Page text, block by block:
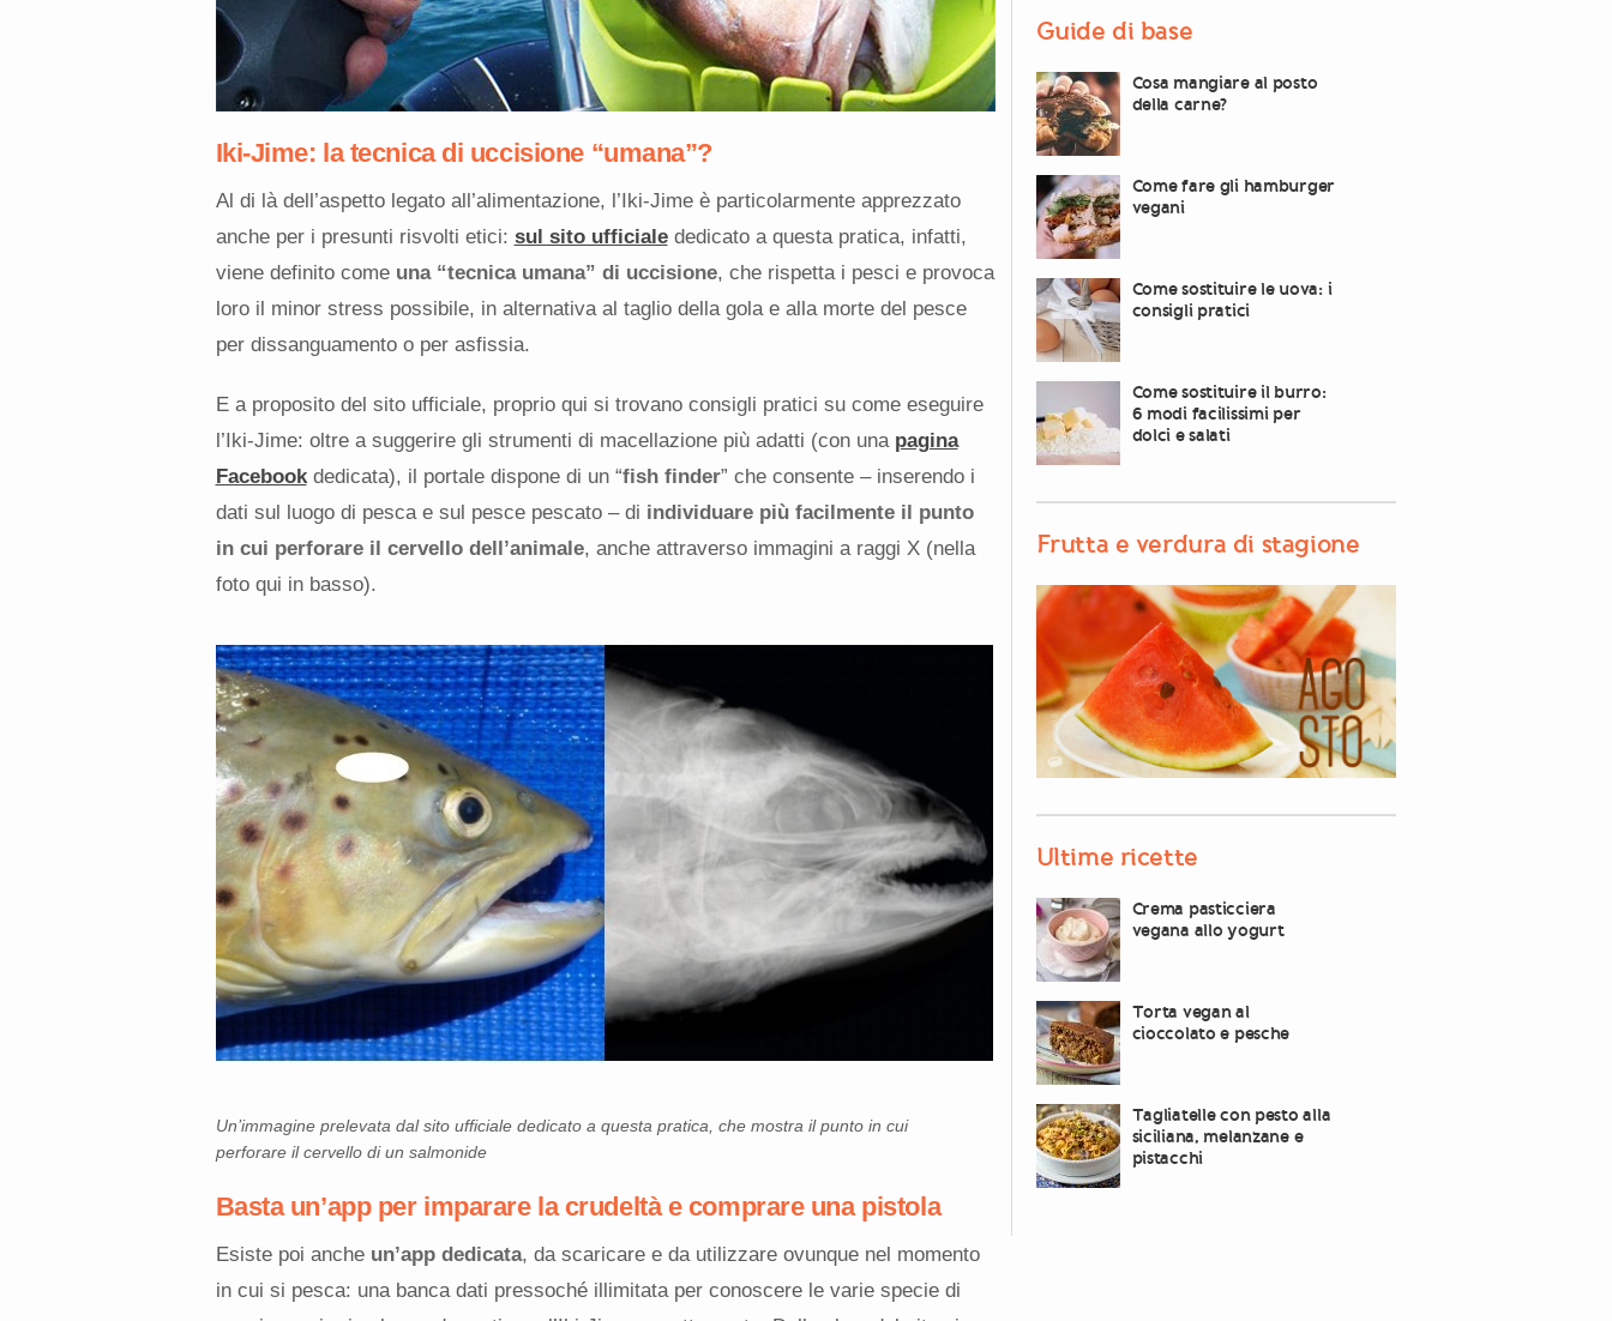
Iki-Jime: la tecnica di uccisione “umana”?
Al di là dell’aspetto legato all’alimentazione, l’Iki-Jime è particolarmente apprezzato
anche per i presunti risvolti etici: sul sito ufficialededicato a questa pratica, infatti,
viene definito come una “tecnica umana” di uccisione, che rispetta i pesci e provoca
loro il minor stress possibile, in alternativa al taglio della gola e alla morte del pesce
per dissanguamento o per asfissia.
E a proposito del sito ufficiale, proprio qui si trovano consigli pratici su come eseguire
l’Iki-Jime: oltre a suggerire gli strumenti di macellazione più adatti (con una pagina
Facebookdedicata), il portale dispone di un “fish finder” che consente – inserendo i
dati sul luogo di pesca e sul pesce pescato – di individuare più facilmente il punto
in cui perforare il cervello dell’animale, anche attraverso immagini a raggi X (nella
foto qui in basso).
Un’immagine prelevata dal sito ufficiale dedicato a questa pratica, che mostra il punto in cui
perforare il cervello di un salmonide
Basta un’app per imparare la crudeltà e comprare una pistola
Esiste poi ancheun’app dedicata, da scaricare e da utilizzare ovunque nel momento
in cui si pesca: una banca dati pressoché illimitata per conoscere le varie specie di
Guide di base
Cosa mangiare al posto
della carne?
Come fare gli hamburger
vegani
Come sostituire le uova: i
consigli pratici
Come sostituire il burro:
6 modi facilissimi per
dolci e salati
Frutta e verdura di stagione
Ultime ricette
Crema pasticciera
vegana allo yogurt
Torta vegan al
cioccolato e pesche
Tagliatelle con pesto alla
siciliana, melanzane e
pistacchi